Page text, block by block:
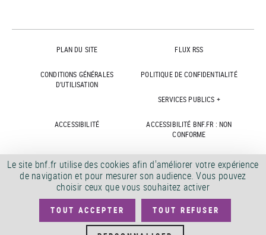
PLAN DU SITE FLUX RSS
CONDITIONS GÉNÉRALES
D'UTILISATION
POLITIQUE DE CONFIDENTIALITÉ
SERVICES PUBLICS +
ACCESSIBILITÉ
ACCESSIBILITÉ BNF.FR : NON
CONFORME
MARCHÉS PUBLICS OFFRES D'EMPLOI
DÉMATÉRIALISATION FACTURES CRÉDITS
©
Le site bnf.fr utilise des cookies afin d'améliorer votre expérience
de navigation et pour mesurer son audience. Vous pouvez
choisir ceux que vous souhaitez activer
TOUT ACCEPTER TOUT REFUSER